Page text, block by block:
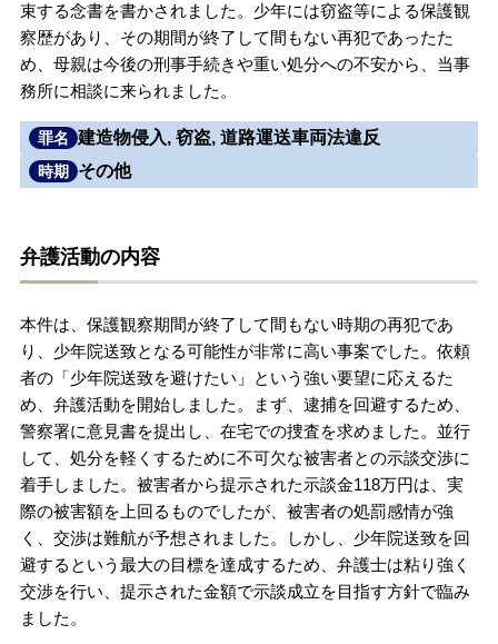
解決実績
ご依頼者からのお手紙
無料相談の口コミ評判
刑事事件について
束する念書を書かされました。少年には窃盗等による保護観
察歴があり、その期間が終了して間もない再犯であったた
め、母親は今後の刑事手続きや重い処分への不安から、当事
務所に相談に来られました。
罪名 建造物侵入, 窃盗, 道路運送車両法違反
時期 その他
弁護活動の内容
本件は、保護観察期間が終了して間もない時期の再犯であ
り、少年院送致となる可能性が非常に高い事案でした。依頼
者の「少年院送致を避けたい」という強い要望に応えるた
め、弁護活動を開始しました。まず、逮捕を回避するため、
警察署に意見書を提出し、在宅での捜査を求めました。並行
して、処分を軽くするために不可欠な被害者との示談交渉に
着手しました。被害者から提示された示談金118万円は、実
際の被害額を上回るものでしたが、被害者の処罰感情が強
く、交渉は難航が予想されました。しかし、少年院送致を回
避するという最大の目標を達成するため、弁護士は粘り強く
交渉を行い、提示された金額で示談成立を目指す方針で臨み
ました。